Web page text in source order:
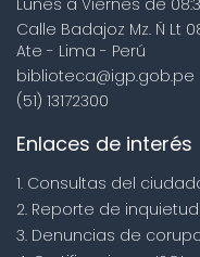
Calle Badajoz Mz. Ñ Lt
Ate - Lima - Perú
biblioteca@igp.gob.pe
(51) 13172300
Enlaces de interés
1. Consultas del
2. Reporte de
3. Denuncias de